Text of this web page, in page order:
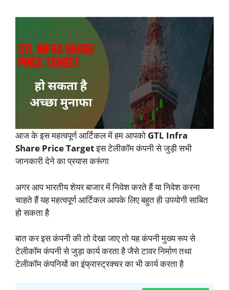
आज के इस महत्वपूर्ण आर्टिकल में हम आपको GTL Infra
Share Price Targetइस टेलीकॉम कंपनी से जुड़ी सभी
जानकारी देने का प्रयास करूंगा
अगर आप भारतीय शेयर बाजार में निवेश करते हैं या निवेश करना
चाहते हैं यह महत्वपूर्ण आर्टिकल आपके लिए बहुत ही उपयोगी साबित
हो सकता है
बात कर इस कंपनी की तो देखा जाए तो यह कंपनी मुख्य रूप से
टेलीकॉम कंपनी से जुड़ा कार्य करता है जैसे टावर निर्माण तथा
टेलीकॉम कंपनियों का इंफ्रास्ट्रक्चर का भी कार्य करता है